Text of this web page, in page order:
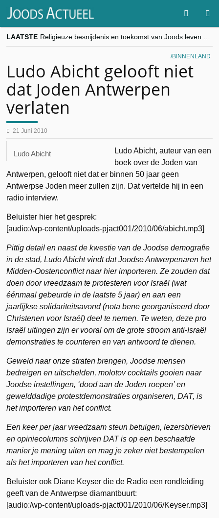
LAATSTE
“Besnijdenisdebat toont hoe moeilijk seculiere Westen minderheden begrijpt”, Jinnih Beels (Vooruit)
CITYTRIP | ROEMENIË – Boekarest: de verrassing van Oost-Europa
BINNENLAND
Ludo Abicht gelooft niet
dat Joden Antwerpen
verlaten
21 Juni 2010
Ludo Abicht
Ludo Abicht, auteur van een
boek over de Joden van
Antwerpen, gelooft niet dat er binnen 50 jaar geen
Antwerpse Joden meer zullen zijn. Dat vertelde hij in een
radio interview.
Beluister hier het gesprek:
[audio:/wp-content/uploads-pjact001/2010/06/abicht.mp3]
Pittig detail en naast de kwestie van de Joodse demografie
in de stad, Ludo Abicht vindt dat Joodse Antwerpenaren het
Midden-Oostenconflict naar hier importeren. Ze zouden dat
doen door vreedzaam te protesteren voor Israël (wat
éénmaal gebeurde in de laatste 5 jaar) en aan een
jaarlijkse solidariteitsavond (nota bene georganiseerd door
Christenen voor Israël) deel te nemen. Te weten, deze pro
Israël uitingen zijn er vooral om de grote stroom anti-Israël
demonstraties te counteren en van antwoord te dienen.
Geweld naar onze straten brengen, Joodse mensen
bedreigen en uitschelden, molotov cocktails gooien naar
Joodse instellingen, ‘dood aan de Joden roepen’ en
gewelddadige protestdemonstraties organiseren, DAT, is
het importeren van het conflict.
Een keer per jaar vreedzaam steun betuigen, lezersbrieven
en opiniecolumns schrijven DAT is op een beschaafde
manier je mening uiten en mag je zeker niet bestempelen
als het importeren van het conflict.
Beluister ook Diane Keyser die de Radio een rondleiding
geeft van de Antwerpse diamantbuurt:
[audio:/wp-content/uploads-pjact001/2010/06/Keyser.mp3]